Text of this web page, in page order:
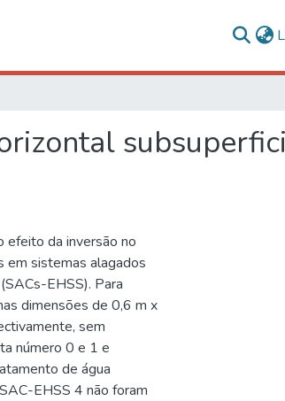
efeito da inversão no
em sistemas alagados
EHSS). Para
dimensões de 0,6 m x
sem
número 0 e 1 e
de água
EHSS 4 não foram